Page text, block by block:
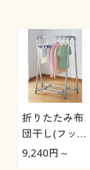
折りたたみ布
団干し(フック
10個付き・ア
9,240円～